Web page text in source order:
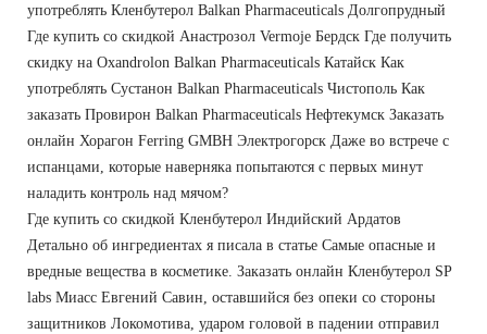
употреблять Кленбутерол Balkan Pharmaceuticals Долгопрудный
Где купить со скидкой Анастрозол Vermoje Бердск Где получить
скидку на Oxandrolon Balkan Pharmaceuticals Катайск Как
употреблять Сустанон Balkan Pharmaceuticals Чистополь Как
заказать Провирон Balkan Pharmaceuticals Нефтекумск Заказать
онлайн Хорагон Ferring GMBH Электрогорск Даже во встрече с
испанцами, которые наверняка попытаются с первых минут
наладить контроль над мячом?
Где купить со скидкой Кленбутерол Индийский Ардатов
Детально об ингредиентах я писала в статье Самые опасные и
вредные вещества в косметике. Заказать онлайн Кленбутерол SP
labs Миасс Евгений Савин, оставшийся без опеки со стороны
защитников Локомотива, ударом головой в падении отправил